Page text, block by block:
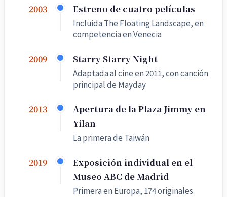
2003 Estreno de cuatro películas
Incluida The Floating Landscape, en
competencia en Venecia
2009 Starry Starry Night
Adaptada al cine en 2011, con canción
principal de Mayday
2013
Apertura de la Plaza Jimmy en
Yilan
La primera de Taiwán
2019
Exposición individual en el
Museo ABC de Madrid
Primera en Europa, 174 originales